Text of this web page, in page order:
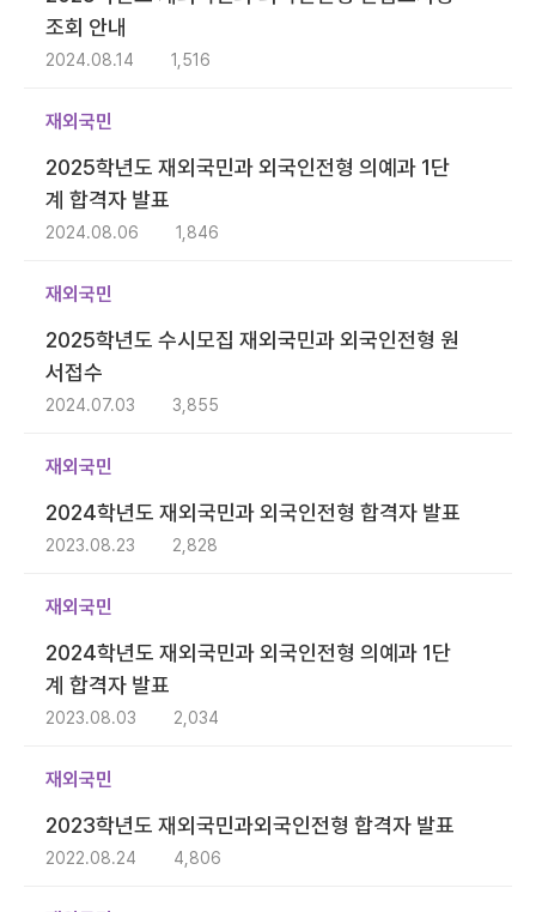
조회 안내
2024.08.14 1,516
재외국민
2025학년도 재외국민과 외국인전형 의예과 1단
계 합격자 발표
2024.08.06 1,846
재외국민
2025학년도 수시모집 재외국민과 외국인전형 원
서접수
2024.07.03 3,855
재외국민
2024학년도 재외국민과 외국인전형 합격자 발표
2023.08.23 2,828
재외국민
2024학년도 재외국민과 외국인전형 의예과 1단
계 합격자 발표
2023.08.03 2,034
재외국민
2023학년도 재외국민과외국인전형 합격자 발표
2022.08.24 4,806